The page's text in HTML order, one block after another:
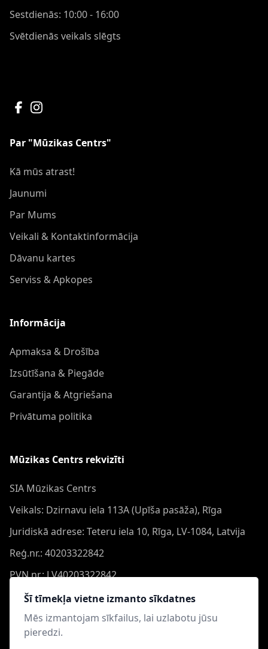
Šī tīmekļa vietne izmanto sīkdatnes
Mēs izmantojam sīkfailus, lai uzlabotu jūsu
pieredzi.
Sestdienās: 10:00 - 16:00
Svētdienās veikals slēgts
Par "Mūzikas Centrs"
Kā mūs atrast!
Jaunumi
Par Mums
Veikali & Kontaktinformācija
Dāvanu kartes
Serviss & Apkopes
Informācija
Apmaksa & Drošība
Izsūtīšana & Piegāde
Garantija & Atgriešana
Privātuma politika
Mūzikas Centrs rekvizīti
SIA Mūzikas Centrs
Veikals: Dzirnavu iela 113A (Upīša pasāža), Rīga
Juridiskā adrese: Teteru iela 10, Rīga, LV-1084, Latvija
Reģ.nr.: 40203322842
PVN nr.: LV40203322842
Banka: Swedbank AS
Konts: LV44HABA0551050864473
Swift: HABALV22